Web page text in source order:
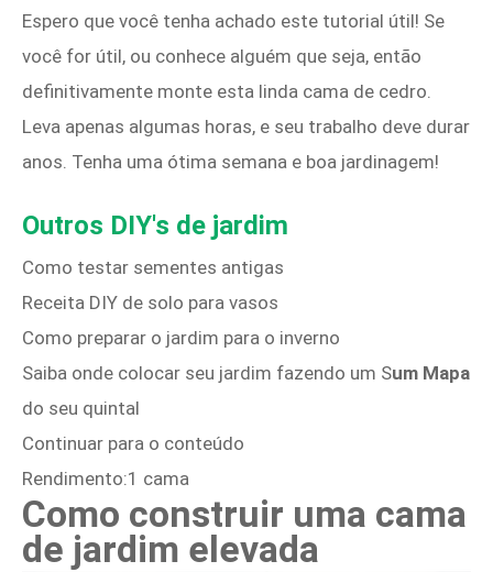
Espero que você tenha achado este tutorial útil! Se
você for útil, ou conhece alguém que seja, então
definitivamente monte esta linda cama de cedro.
Leva apenas algumas horas, e seu trabalho deve durar
anos. Tenha uma ótima semana e boa jardinagem!
Outros DIY's de jardim
Como testar sementes antigas
Receita DIY de solo para vasos
Como preparar o jardim para o inverno
Saiba onde colocar seu jardim fazendo um Sum Mapa
do seu quintal
Continuar para o conteúdo
Rendimento:1 cama
Como construir uma cama
de jardim elevada